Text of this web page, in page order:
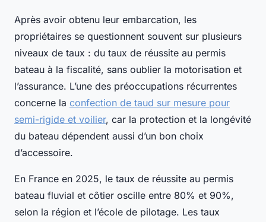
Après avoir obtenu leur embarcation, les
propriétaires se questionnent souvent sur plusieurs
niveaux de taux : du taux de réussite au permis
bateau à la fiscalité, sans oublier la motorisation et
l’assurance. L’une des préoccupations récurrentes
concerne la confection de taud sur mesure pour
semi-rigide et voilier, car la protection et la longévité
du bateau dépendent aussi d’un bon choix
d’accessoire.
En France en 2025, le taux de réussite au permis
bateau fluvial et côtier oscille entre 80% et 90%,
selon la région et l’école de pilotage. Les taux